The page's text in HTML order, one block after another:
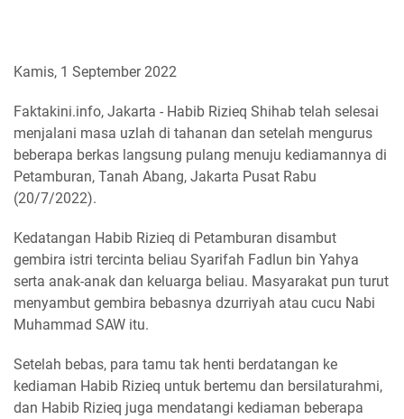
Kamis, 1 September 2022
Faktakini.info, Jakarta - Habib Rizieq Shihab telah selesai
menjalani masa uzlah di tahanan dan setelah mengurus
beberapa berkas langsung pulang menuju kediamannya di
Petamburan, Tanah Abang, Jakarta Pusat Rabu
(20/7/2022).
Kedatangan Habib Rizieq di Petamburan disambut
gembira istri tercinta beliau Syarifah Fadlun bin Yahya
serta anak-anak dan keluarga beliau. Masyarakat pun turut
menyambut gembira bebasnya dzurriyah atau cucu Nabi
Muhammad SAW itu.
Setelah bebas, para tamu tak henti berdatangan ke
kediaman Habib Rizieq untuk bertemu dan bersilaturahmi,
dan Habib Rizieq juga mendatangi kediaman beberapa